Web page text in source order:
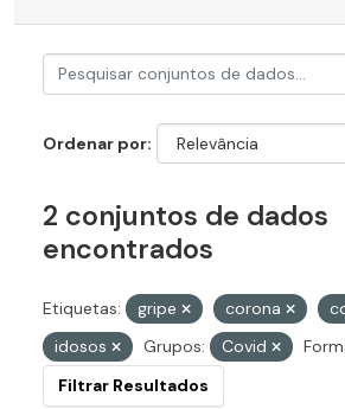
Ordenar por
2 conjuntos de dados
encontrados
Etiquetas: gripe corona
idosos
Grupos: Covid
Filtrar Resultados